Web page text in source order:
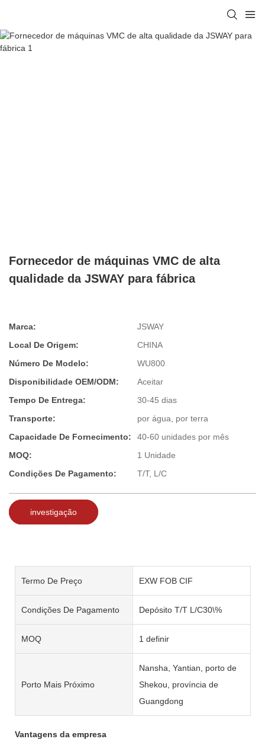
Fornecedor de máquinas VMC de alta
qualidade da JSWAY para fábrica
Marca:
JSWAY
Local De Origem:
CHINA
Número De Modelo:
WU800
Disponibilidade OEM/ODM:
Aceitar
Tempo De Entrega:
30-45 dias
Transporte:
por água, por terra
Capacidade De Fornecimento:
40-60 unidades por mês
MOQ:
1 Unidade
Condições De Pagamento:
T/T, L/C
investigação
Termo De Preço EXW FOB CIF
Condições De Pagamento Depósito T/T L/C30\%
MOQ 1 definir
Porto Mais Próximo
Nansha, Yantian, porto de
Shekou, província de
Guangdong
Vantagens da empresa